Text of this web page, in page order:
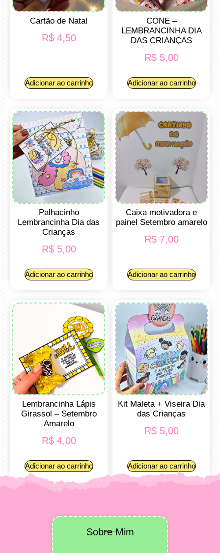
Cartão de Natal
R$4,50
Adicionar ao carrinho
CONE –
LEMBRANCINHA DIA
DAS CRIANÇAS
R$5,00
Adicionar ao carrinho
Palhacinho
Lembrancinha Dia das
Crianças
R$5,00
Adicionar ao carrinho
Caixa motivadora e
painel Setembro amarelo
R$7,00
Adicionar ao carrinho
Lembrancinha Lápis
Girassol – Setembro
Amarelo
R$4,00
Adicionar ao carrinho
Kit Maleta + Viseira Dia
das Crianças
R$5,00
Adicionar ao carrinho
Sobre Mim